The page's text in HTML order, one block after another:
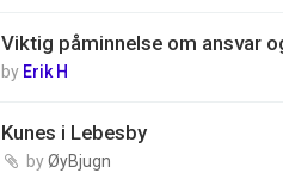
Viktig påminnelse om ansvar
by Erik H
Kunes i Lebesby
byØyBjugn